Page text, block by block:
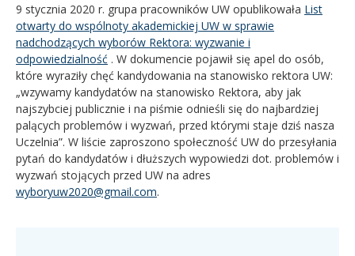
9 stycznia 2020 r. grupa pracowników UW opublikowała List
otwarty do wspólnoty akademickiej UW w sprawie
nadchodzących wyborów Rektora: wyzwanie i
odpowiedzialność . W dokumencie pojawił się apel do osób,
które wyraziły chęć kandydowania na stanowisko rektora UW:
„wzywamy kandydatów na stanowisko Rektora, aby jak
najszybciej publicznie i na piśmie odnieśli się do najbardziej
palących problemów i wyzwań, przed którymi staje dziś nasza
Uczelnia”. W liście zaproszono społeczność UW do przesyłania
pytań do kandydatów i dłuższych wypowiedzi dot. problemów i
wyzwań stojących przed UW na adres
wyboryuw2020@gmail.com.